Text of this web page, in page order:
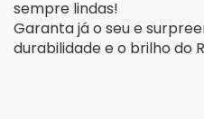
sempre lindas!
Garanta já o seu e
durabilidade e o brilho do